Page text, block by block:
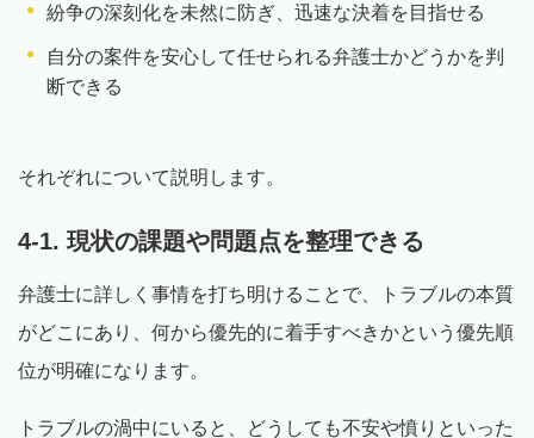
紛争の深刻化を未然に防ぎ、迅速な決着を目指せる
自分の案件を安心して任せられる弁護士かどうかを判
断できる
それぞれについて説明します。
4-1. 現状の課題や問題点を整理できる
弁護士に詳しく事情を打ち明けることで、トラブルの本質
がどこにあり、何から優先的に着手すべきかという優先順
位が明確になります。
トラブルの渦中にいると、どうしても不安や憤りといった